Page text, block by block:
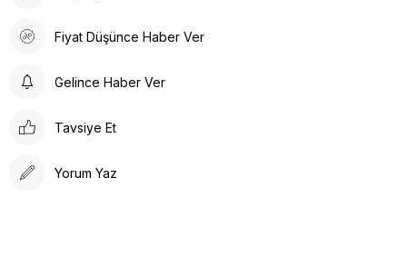
Fiyat Düşünce Haber Ver
Gelince Haber Ver
Tavsiye Et
Yorum Yaz